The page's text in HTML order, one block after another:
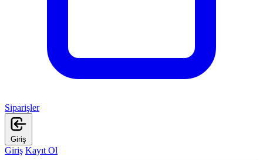
Siparişler
Giriş
Giriş Kayıt Ol